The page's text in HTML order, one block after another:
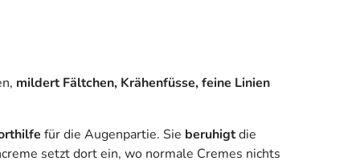
mildert Fältchen, Krähenfüsse, feine Linien
für die Augenpartie. Sie beruhigtdie
setzt dort ein, wo normale Cremes nichts